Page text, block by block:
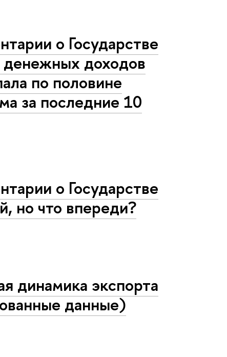
о Государстве
денежных доходов
по половине
за последние 10
о Государстве
но что впереди?
динамика экспорта
данные)